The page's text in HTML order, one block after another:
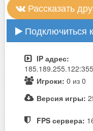
Рассказать
Подключиться
IP адрес:
Игроки: 0 из 0
Версия игры:
FPS сервера: